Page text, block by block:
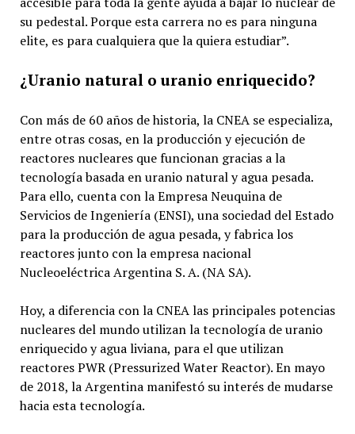
su pedestal. Porque esta carrera no es para ninguna
elite, es para cualquiera que la quiera estudiar”.
¿Uranio natural o uranio enriquecido?
Con más de 60 años de historia, la CNEA se especializa,
entre otras cosas, en la producción y ejecución de
reactores nucleares que funcionan gracias a la
tecnología basada en uranio natural y agua pesada.
Para ello, cuenta con la Empresa Neuquina de
Servicios de Ingeniería (ENSI), una sociedad del Estado
para la producción de agua pesada, y fabrica los
reactores junto con la empresa nacional
Nucleoeléctrica Argentina S. A. (NA SA).
Hoy, a diferencia con la CNEA las principales potencias
nucleares del mundo utilizan la tecnología de uranio
enriquecido y agua liviana, para el que utilizan
reactores PWR (Pressurized Water Reactor). En mayo
de 2018, la Argentina manifestó su interés de mudarse
hacia esta tecnología.